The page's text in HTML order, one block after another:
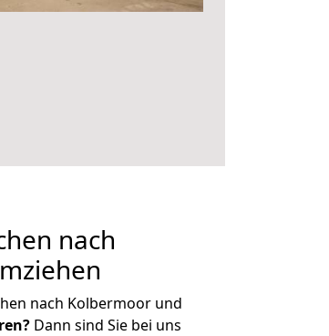
nach
nach Kolbermoor und
Dann sind Sie bei uns